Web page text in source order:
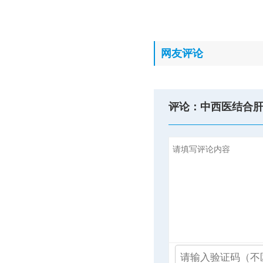
网友评论
评论：中西医结合